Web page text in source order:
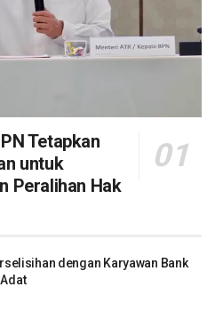
Tetapkan
untuk
Peralihan Hak
dengan Karyawan Bank